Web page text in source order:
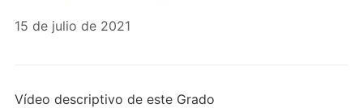
15 de julio de 2021
Vídeo descriptivo de este Grado